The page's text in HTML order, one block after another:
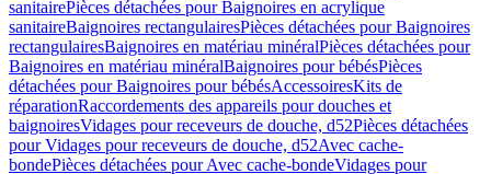
sanitairePièces détachées pour Baignoires en acrylique
sanitaireBaignoires rectangulairesPièces détachées pour Baignoires
rectangulairesBaignoires en matériau minéralPièces détachées pour
Baignoires en matériau minéralBaignoires pour bébésPièces
détachées pour Baignoires pour bébésAccessoiresKits de
réparationRaccordements des appareils pour douches et
baignoiresVidages pour receveurs de douche, d52Pièces détachées
pour Vidages pour receveurs de douche, d52Avec cache-
bondePièces détachées pour Avec cache-bondeVidages pour